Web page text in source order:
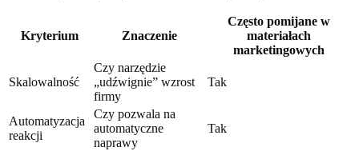
Kryterium Znaczenie
Często pomijane w
materiałach
marketingowych
Skalowalność
Czy narzędzie
„udźwignie” wzrost
firmy
Tak
Automatyzacja
reakcji
Czy pozwala na
automatyczne
naprawy
Tak